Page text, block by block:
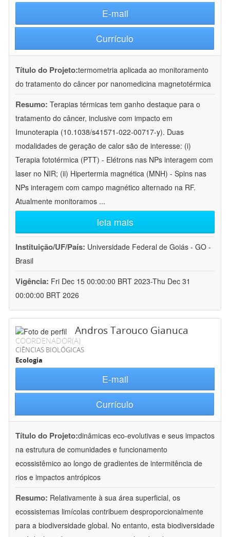
E-mail
Currículo
Título do Projeto:termometria aplicada ao monitoramento
do tratamento do câncer por nanomedicina magnetotérmica
Resumo: Terapias térmicas tem ganho destaque para o
tratamento do câncer, inclusive com impacto em
Imunoterapia (10.1038/s41571-022-00717-y). Duas
modalidades de geração de calor são de interesse: (i)
Terapia fototérmica (PTT) - Elétrons nas NPs interagem com
laser no NIR; (ii) Hipertermia magnética (MNH) - Spins nas
NPs interagem com campo magnético alternado na RF.
Atualmente monitoramos ...
leia mais
Instituição/UF/País: Universidade Federal de Goiás - GO -
Brasil
Vigência: Fri Dec 15 00:00:00 BRT 2023-Thu Dec 31
00:00:00 BRT 2026
Andros Tarouco Gianuca
COORDENADOR(A)
CIÊNCIAS BIOLÓGICAS
Ecologia
E-mail
Currículo
Título do Projeto:dinâmicas eco-evolutivas e seus impactos
na estrutura de comunidades e funcionamento
ecossistêmico ao longo de gradientes de intermitência de
rios e impactos antrópicos
Resumo: Relativamente à sua área superficial, os
ecossistemas limícolas contribuem desproporcionalmente
para a biodiversidade global. No entanto, esta biodiversidade